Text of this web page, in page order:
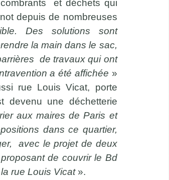
et déchets qui
depuis de nombreuses
Des solutions sont
la main dans le sac,
de travaux qui ont
a été affichée »
rue Louis Vicat, porte
devenu une déchetterie
aux maires de Paris et
dans ce quartier,
avec le projet de deux
de couvrir le Bd
rue Louis Vicat».